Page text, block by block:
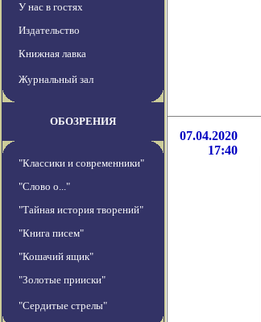
У нас в гостях
Издательство
Книжная лавка
Журнальный зал
ОБОЗРЕНИЯ
"Классики и современники"
"Слово о..."
"Тайная история творений"
"Книга писем"
"Кошачий ящик"
"Золотые прииски"
"Сердитые стрелы"
07.04.2020
17:40